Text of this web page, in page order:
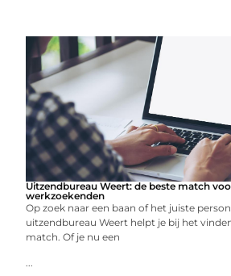
Uitzendbureau Weert: de beste match
werkzoekenden
Op zoek naar een baan of het juiste
uitzendbureau Weert helpt je bij het
match. Of je nu een
...